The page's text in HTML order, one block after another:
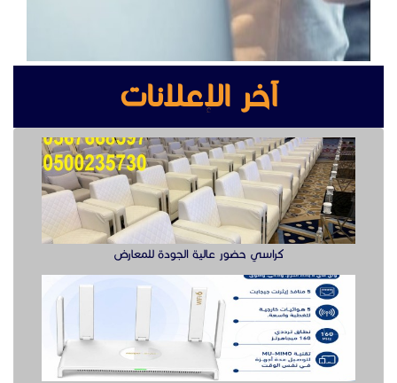
آخر الإعلانات
كراسي حضور عالية الجودة للمعارض